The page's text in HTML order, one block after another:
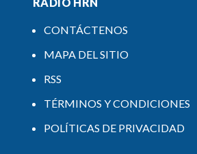
CONTÁCTENOS
MAPA DEL SITIO
RSS
TÉRMINOS Y CONDICIONES
POLÍTICAS DE PRIVACIDAD